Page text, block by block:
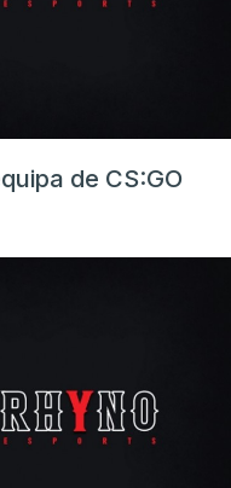
de CS:GO